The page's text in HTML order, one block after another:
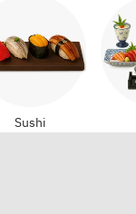
Sushi